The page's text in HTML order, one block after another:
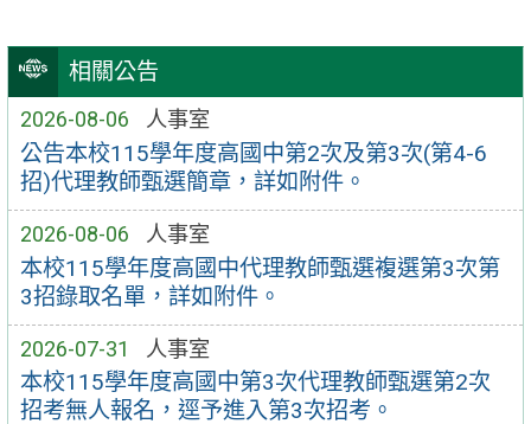
相關公告
2026-08-06 人事室
公告本校115學年度高國中第2次及第3次(第4-6
招)代理教師甄選簡章，詳如附件。
2026-08-06 人事室
本校115學年度高國中代理教師甄選複選第3次第
3招錄取名單，詳如附件。
2026-07-31 人事室
本校115學年度高國中第3次代理教師甄選第2次
招考無人報名，逕予進入第3次招考。